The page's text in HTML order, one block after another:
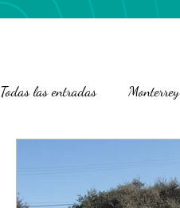
Todas las entradas Monterrey